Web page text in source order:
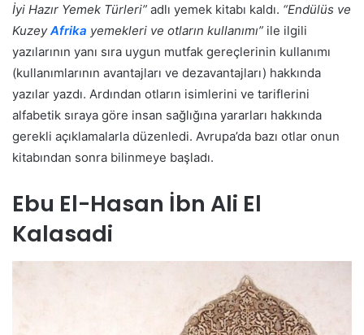
İyi Hazır Yemek Türleri” adlı yemek kitabı kaldı. “Endülüs ve
KuzeyAfrika yemekleri ve otların kullanımı” ile ilgili
yazılarının yanı sıra uygun mutfak gereçlerinin kullanımı
(kullanımlarının avantajları ve dezavantajları) hakkında
yazılar yazdı. Ardından otların isimlerini ve tariflerini
alfabetik sıraya göre insan sağlığına yararları hakkında
gerekli açıklamalarla düzenledi. Avrupa’da bazı otlar onun
kitabından sonra bilinmeye başladı.
Ebu El-Hasan İbn Ali El
Kalasadi